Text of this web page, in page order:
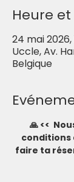
Heure
24 mai 2026,
Uccle, Av.
Belgique
🙏 <<
conditions
faire ta